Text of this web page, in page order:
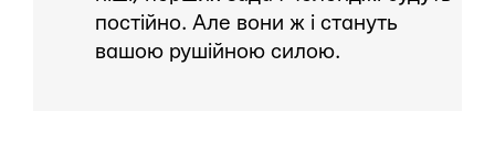
постійно. Але вони ж і стануть
вашою рушійною силою.